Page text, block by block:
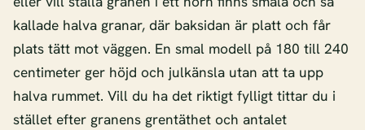
kallade halva granar, där baksidan är platt och får
plats tätt mot väggen. En smal modell på 180 till 240
centimeter ger höjd och julkänsla utan att ta upp
halva rummet. Vill du ha det riktigt fylligt tittar du i
stället efter granens grentäthet och antalet